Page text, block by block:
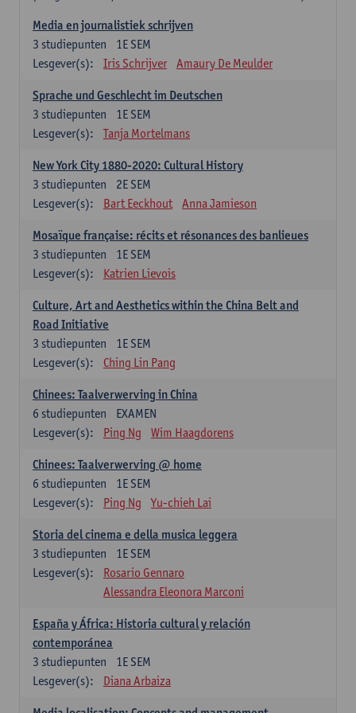
Media en journalistiek schrijven
1E SEM
3 studiepunten
Lesgever(s):
Iris Schrijver Amaury De Meulder
Sprache und Geschlecht im Deutschen
1E SEM
3 studiepunten
Lesgever(s):
Tanja Mortelmans
New York City 1880-2020: Cultural History
2E SEM
3 studiepunten
Lesgever(s):
Bart Eeckhout Anna Jamieson
Mosaïque française: récits et résonances des banlieues
1E SEM
3 studiepunten
Lesgever(s):
Katrien Lievois
Culture, Art and Aesthetics within the China Belt and
Road Initiative
1E SEM
3 studiepunten
Lesgever(s):
Ching Lin Pang
Chinees: Taalverwerving in China
EXAMEN
6 studiepunten
Lesgever(s):
Ping Ng Wim Haagdorens
Chinees: Taalverwerving @ home
1E SEM
6 studiepunten
Lesgever(s):
Ping Ng Yu-chieh Lai
Storia del cinema e della musica leggera
1E SEM
3 studiepunten
Lesgever(s):
Rosario Gennaro
Alessandra Eleonora Marconi
España y África: Historia cultural y relación
contemporánea
1E SEM
3 studiepunten
Lesgever(s):
Diana Arbaiza